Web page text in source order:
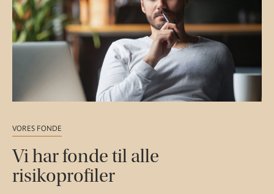
VORES FONDE
Vi har fonde til alle
risikoprofiler